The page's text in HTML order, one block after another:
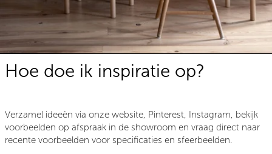
Hoe doe ik inspiratie op?
Verzamel ideeën via onze website, Pinterest, Instagram, bekijk
voorbeelden op afspraak in de showroom en vraag direct naar
recente voorbeelden voor specificaties en sfeerbeelden.